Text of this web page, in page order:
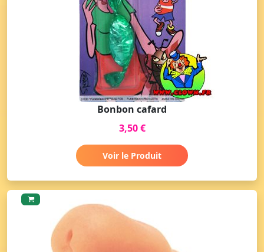
Bonbon cafard
3,50 €
Voir le Produit